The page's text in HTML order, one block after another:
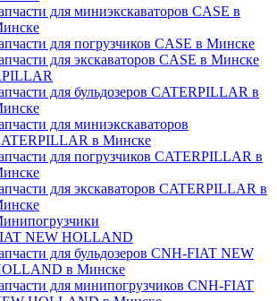
для миниэкскаваторов CASE в
для погрузчиков CASE в Минске
для экскаваторов CASE в Минске
для бульдозеров CATERPILLAR в
для миниэкскаваторов
в Минске
для погрузчиков CATERPILLAR в
для экскаваторов CATERPILLAR в
NEW HOLLAND
для бульдозеров CNH-FIAT NEW
в Минске
для минипогрузчиков CNH-FIAT